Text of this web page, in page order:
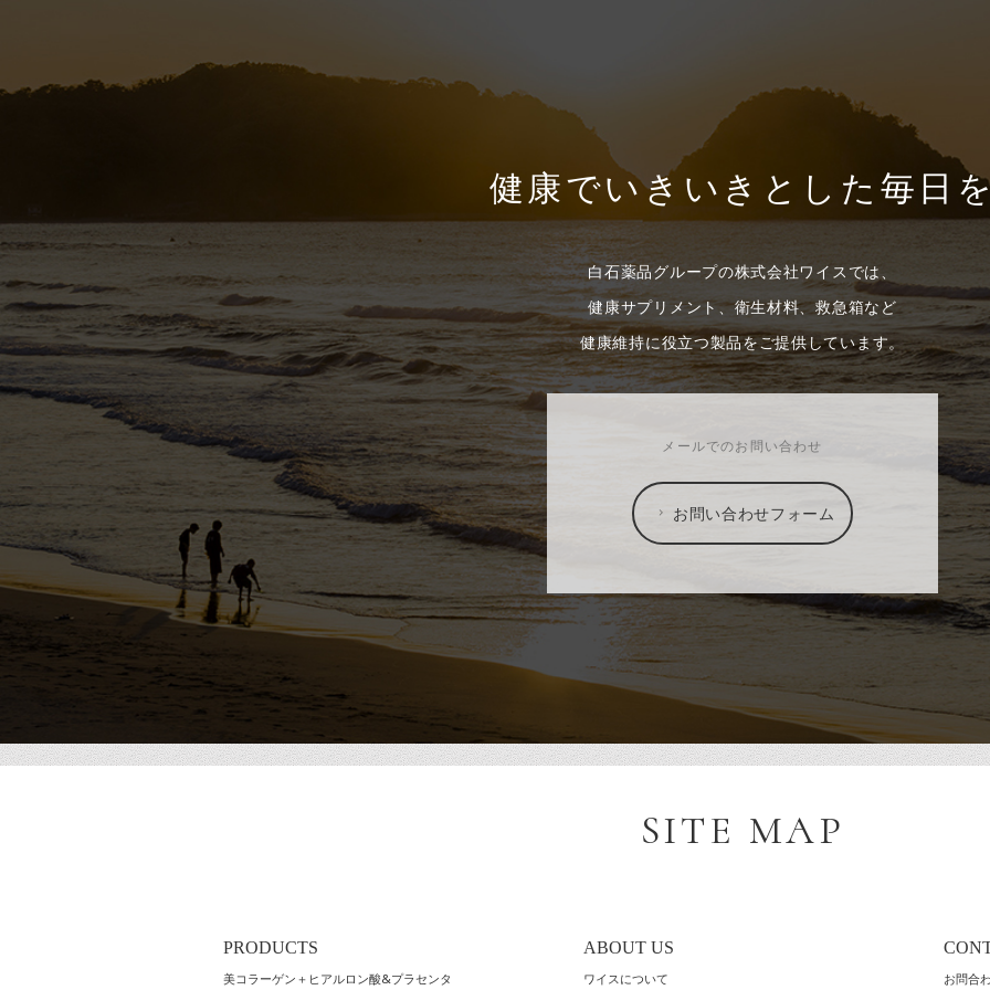
健康でいきいきとした毎日
白石薬品グループの株式会社ワイスでは、
健康サプリメント、衛生材料、救急箱など
健康維持に役立つ製品をご提供しています。
メールでのお問い合わせ
お問い合わせフォーム
SITE MAP
PRODUCTS
美コラーゲン＋ヒアルロン酸&プラセンタ
ABOUT US
ワイスについて お問合